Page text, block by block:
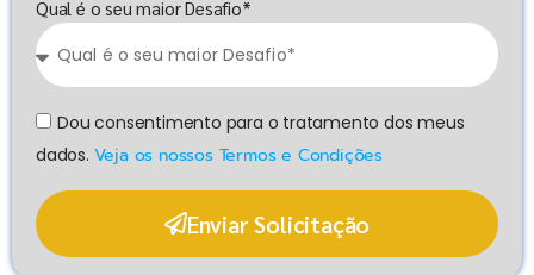
Qual é o seu maior Desafio*
Dou consentimento para o tratamento dos meus
dados. Veja os nossos Termos e Condições
Enviar Solicitação